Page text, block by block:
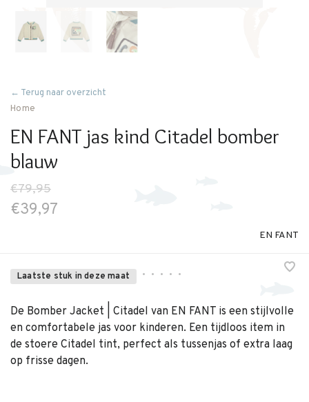
← Terug naar overzicht
Home
EN FANT jas kind Citadel bomber
blauw
€79,95
€39,97
EN FANT
Laatste stuk in deze maat • • • • •
De Bomber Jacket | Citadel van EN FANT is een stijlvolle
en comfortabele jas voor kinderen. Een tijdloos item in
de stoere Citadel tint, perfect als tussenjas of extra laag
op frisse dagen.